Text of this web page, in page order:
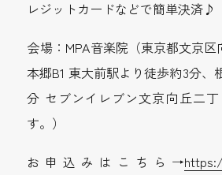
レジットカードなどで簡単決済♪
会場：MPA音楽院（東京都文京
本郷B1 東大前駅より徒歩約3分、
分 セブンイレブン文京向丘二
す。）
お申込みはこちら→